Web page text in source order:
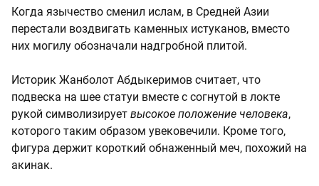
Когда язычество сменил ислам, в Средней Азии
перестали воздвигать каменных истуканов, вместо
них могилу обозначали надгробной плитой.
Историк Жанболот Абдыкеримов считает, что
подвеска на шее статуи вместе с согнутой в локте
рукой символизирует высокое положение человека,
которого таким образом увековечили. Кроме того,
фигура держит короткий обнаженный меч, похожий на
акинак.